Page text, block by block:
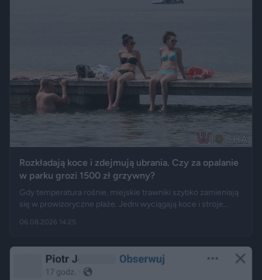
Rozkładają koce i zdejmują ubrania. Czy za opalanie
w parku grozi 1500 zł grzywny?
Gdy temperatura rośnie, miejskie trawniki szybko zamieniają
się w prowizoryczne plaże. Jedni wyciągają koce i stroje
legalne. Jak opisują Gazeta.pl i „Rzeczpospolita”, samo
przez nagość, złamanie regulaminu parku albo zajęcie
trawnika, który nie został przeznaczony do rekreacji.
06.08.2026 14:25